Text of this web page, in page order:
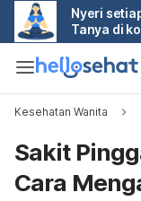
Nyeri
Tanya di
Kesehatan Wanita
Sakit
Cara